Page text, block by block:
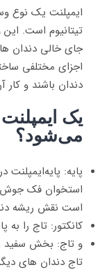
ایمپلنت یک نوع
تیتانیوم است.
جای خالی دندان
اجزای مختلفی
دندان باشند و کار
یک
می‌شود؟
پایه:
استخوان فک جوش
است نقش ریشه
کانکتور: تاج را به
و تاج: بخش سفید
تاج دندان های